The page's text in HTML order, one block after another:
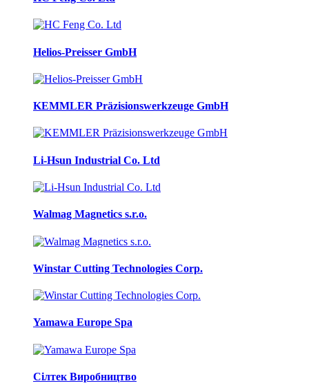
Helios-Preisser GmbH
KEMMLER Präzisionswerkzeuge GmbH
Li-Hsun Industrial Co. Ltd
Walmag Magnetics s.r.o.
Winstar Cutting Technologies Corp.
Yamawa Europe Spa
Сілтек Виробництво